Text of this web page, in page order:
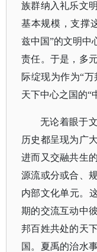
族群纳入礼乐文
基本规模，支撑
兹中国”的文明中
责任。于是，多
际绽现为作为“万
天下中心之国的“
无论着眼于
历史都呈现为广
进而又交融共生
源流或分或合、
内部文化单元。
期的交流互动中
邦百姓共处的天
国。夏禹的治水